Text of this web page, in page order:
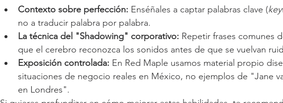
Contexto sobre perfección: Enséñales a captar palabras clave (
no a traducir palabra por palabra.
La técnica del "Shadowing" corporativo: Repetir frases comunes
que el cerebro reconozca los sonidos antes de que se vuelvan
Exposición controlada: En Red Maple usamos material propio
situaciones de negocio reales en México, no ejemplos de "Jane
en Londres".